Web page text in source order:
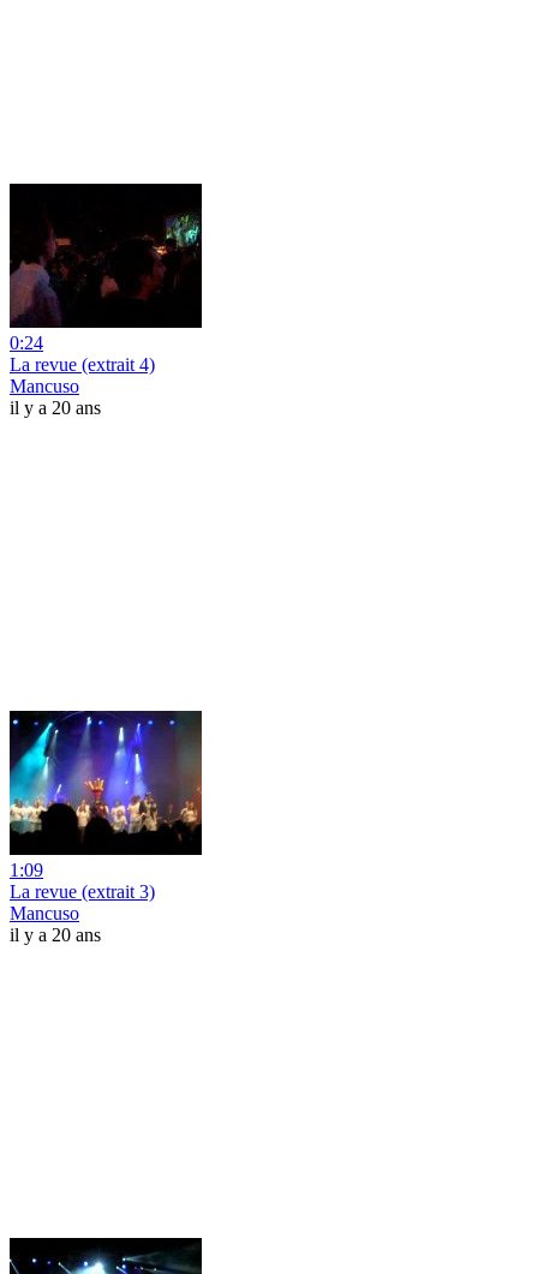
0:24
La revue (extrait 4)
Mancuso
il y a 20 ans
1:09
La revue (extrait 3)
Mancuso
il y a 20 ans